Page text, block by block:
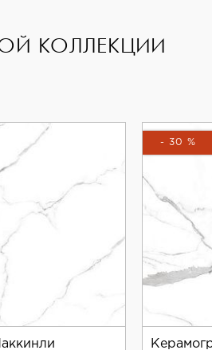
к износу, что
и эстетичный
КОЛЛЕКЦИИ
- 30 %